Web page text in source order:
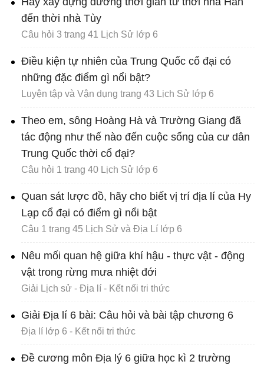
đến thời nhà Tùy
Câu hỏi 3 trang 41 Lịch Sử lớp 6
Điều kiện tự nhiên của Trung Quốc cổ đại có
những đặc điểm gì nổi bật?
Luyện tập và Vận dụng trang 43 Lịch Sử lớp 6
Theo em, sông Hoàng Hà và Trường Giang đã
tác động như thế nào đến cuộc sống của cư dân
Trung Quốc thời cổ đại?
Câu hỏi 1 trang 40 Lịch Sử lớp 6
Quan sát lược đồ, hãy cho biết vị trí địa lí của Hy
Lạp cổ đại có điểm gì nổi bật
Câu 1 trang 45 Lịch Sử và Địa Lí lớp 6
Nêu mối quan hệ giữa khí hậu - thực vật - động
vật trong rừng mưa nhiệt đới
Giải Lịch sử - Địa lí - Kết nối tri thức
Giải Địa lí 6 bài: Câu hỏi và bài tập chương 6
Địa lí lớp 6 - Kết nối tri thức
Đề cương môn Địa lý 6 giữa học kì 2 trường